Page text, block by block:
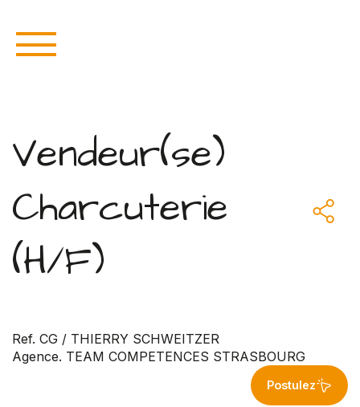
Vendeur(se)
Charcuterie
(H/F)
Ref. CG / THIERRY SCHWEITZER
Agence. TEAM COMPETENCES STRASBOURG
Postulez